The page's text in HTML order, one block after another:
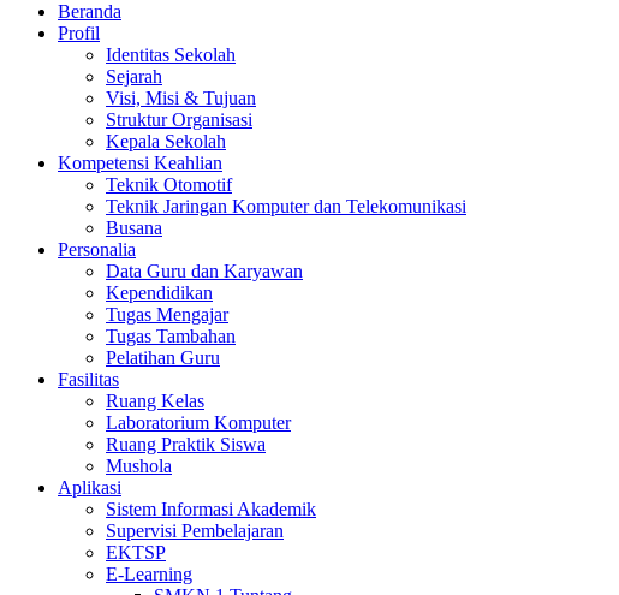
Beranda
Profil
Identitas Sekolah
Sejarah
Visi, Misi & Tujuan
Struktur Organisasi
Kepala Sekolah
Kompetensi Keahlian
Teknik Otomotif
Teknik Jaringan Komputer dan Telekomunikasi
Busana
Personalia
Data Guru dan Karyawan
Kependidikan
Tugas Mengajar
Tugas Tambahan
Pelatihan Guru
Fasilitas
Ruang Kelas
Laboratorium Komputer
Ruang Praktik Siswa
Mushola
Aplikasi
Sistem Informasi Akademik
Supervisi Pembelajaran
EKTSP
E-Learning